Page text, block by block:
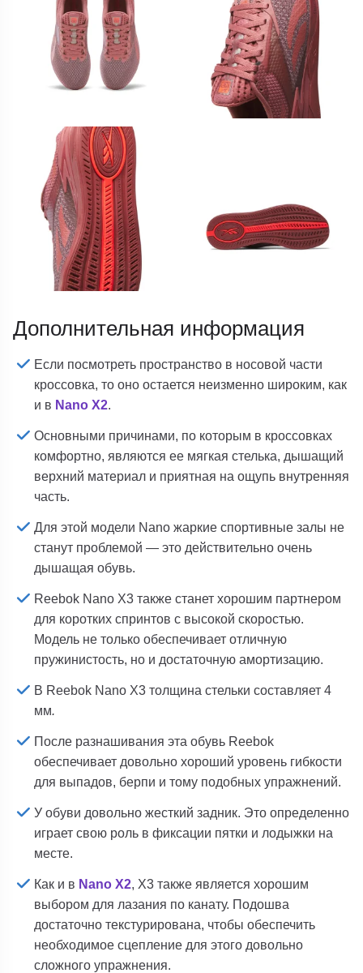
Дополнительная информация
Если посмотреть пространство в носовой части
кроссовка, то оно остается неизменно широким, как
и в Nano X2.
Основными причинами, по которым в кроссовках
комфортно, являются ее мягкая стелька, дышащий
верхний материал и приятная на ощупь внутренняя
часть.
Для этой модели Nano жаркие спортивные залы не
станут проблемой — это действительно очень
дышащая обувь.
Reebok Nano X3 также станет хорошим партнером
для коротких спринтов с высокой скоростью.
Модель не только обеспечивает отличную
пружинистость, но и достаточную амортизацию.
В Reebok Nano X3 толщина стельки составляет 4
мм.
После разнашивания эта обувь Reebok
обеспечивает довольно хороший уровень гибкости
для выпадов, берпи и тому подобных упражнений.
У обуви довольно жесткий задник. Это определенно
играет свою роль в фиксации пятки и лодыжки на
месте.
Как и в Nano X2, X3 также является хорошим
выбором для лазания по канату. Подошва
достаточно текстурирована, чтобы обеспечить
необходимое сцепление для этого довольно
сложного упражнения.